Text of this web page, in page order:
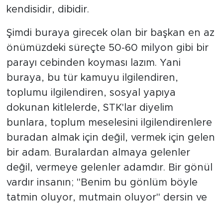
kendisidir, dibidir.
Şimdi buraya girecek olan bir başkan en az
önümüzdeki süreçte 50-60 milyon gibi bir
parayı cebinden koyması lazım. Yani
buraya, bu tür kamuyu ilgilendiren,
toplumu ilgilendiren, sosyal yapıya
dokunan kitlelerde, STK'lar diyelim
bunlara, toplum meselesini ilgilendirenlere
buradan almak için değil, vermek için gelen
bir adam. Buralardan almaya gelenler
değil, vermeye gelenler adamdır. Bir gönül
vardır insanın; "Benim bu gönlüm böyle
tatmin oluyor, mutmain oluyor" dersin ve